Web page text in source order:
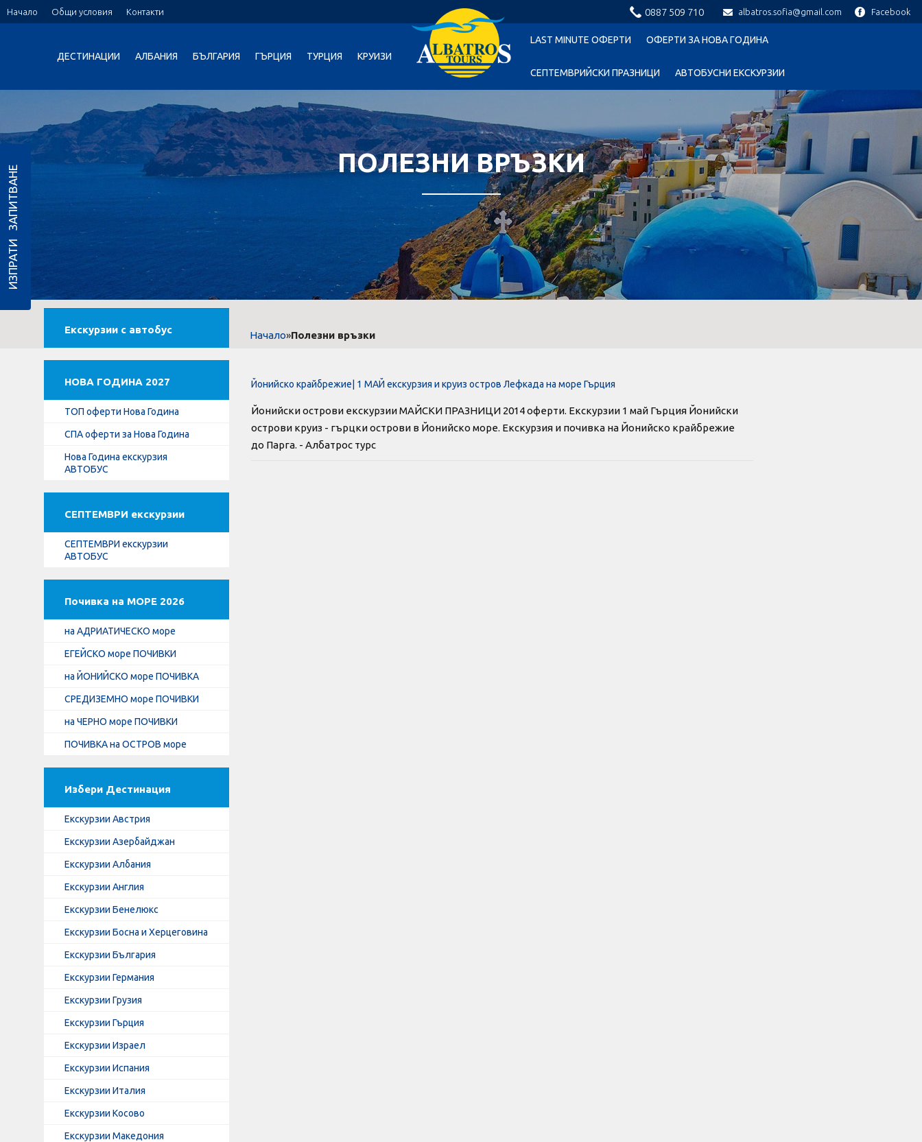
Начало Общи условия Контакти 0887 509 710 albatros.sofia@gmail.com Facebook
ДЕСТИНАЦИИ АЛБАНИЯ БЪЛГАРИЯ ГЪРЦИЯ ТУРЦИЯ КРУИЗИ
LAST MINUTE ОФЕРТИ ОФЕРТИ ЗА НОВА ГОДИНА
СЕПТЕМВРИЙСКИ ПРАЗНИЦИ АВТОБУСНИ ЕКСКУРЗИИ
ПОЛЕЗНИ ВРЪЗКИ
Начало»Полезни връзки
Екскурзии с автобус
НОВА ГОДИНА 2027
ТОП оферти Нова Година
СПА оферти за Нова Година
Нова Година екскурзия
АВТОБУС
СЕПТЕМВРИ екскурзии
СЕПТЕМВРИ екскурзии
АВТОБУС
Почивка на МОРЕ 2026
на АДРИАТИЧЕСКО море
ЕГЕЙСКО море ПОЧИВКИ
на ЙОНИЙСКО море ПОЧИВКА
СРЕДИЗЕМНО море ПОЧИВКИ
на ЧЕРНО море ПОЧИВКИ
ПОЧИВКА на ОСТРОВ море
Избери Дестинация
Екскурзии Австрия
Екскурзии Азербайджан
Екскурзии Албания
Екскурзии Англия
Екскурзии Бенелюкс
Екскурзии Босна и Херцеговина
Екскурзии България
Екскурзии Германия
Екскурзии Грузия
Екскурзии Гърция
Екскурзии Израел
Екскурзии Испания
Екскурзии Италия
Екскурзии Косово
Екскурзии Македония
Йонийско крайбрежие| 1 МАЙ екскурзия и круиз остров Лефкада на море Гърция
Йонийски острови екскурзии МАЙСКИ ПРАЗНИЦИ 2014 оферти. Екскурзии 1 май Гърция Йонийски
острови круиз - гърцки острови в Йонийско море. Екскурзия и почивка на Йонийско крайбрежие
до Парга. - Албатрос турс
ИЗПРАТИ ЗАПИТВАНЕ